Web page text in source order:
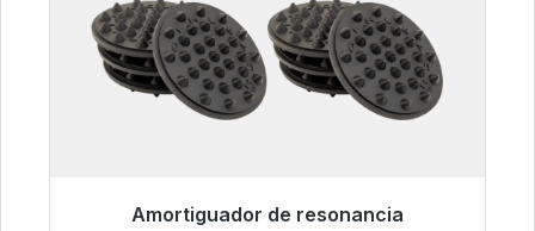
Amortiguador de resonancia
Listo para envío inmediato, plazo de entrega